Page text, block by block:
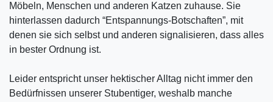
Möbeln, Menschen und anderen Katzen zuhause. Sie
hinterlassen dadurch “Entspannungs-Botschaften”, mit
denen sie sich selbst und anderen signalisieren, dass alles
in bester Ordnung ist.
Leider entspricht unser hektischer Alltag nicht immer den
Bedürfnissen unserer Stubentiger, weshalb manche